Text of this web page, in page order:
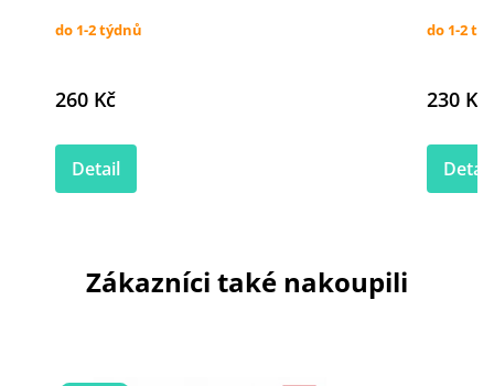
do 1-2 týdnů
260 Kč
Detail
do 1-2
230 Kč
Detail
Zákazníci také nakoupili